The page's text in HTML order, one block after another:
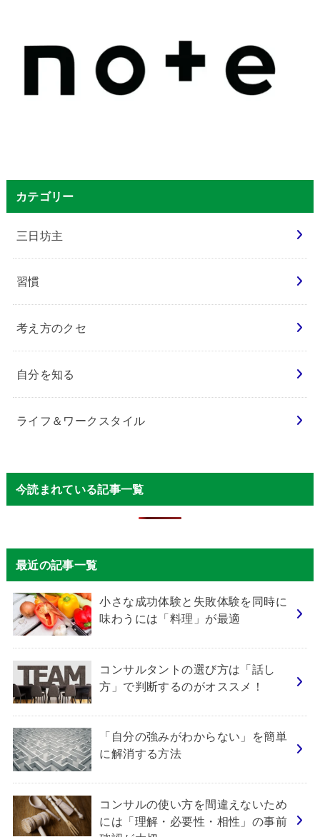
カテゴリー
三日坊主
習慣
考え方のクセ
自分を知る
ライフ＆ワークスタイル
今読まれている記事一覧
最近の記事一覧
小さな成功体験と失敗体験を同時に
味わうには「料理」が最適
コンサルタントの選び方は「話し
方」で判断するのがオススメ！
「自分の強みがわからない」を簡単
に解消する方法
コンサルの使い方を間違えないため
には「理解・必要性・相性」の事前